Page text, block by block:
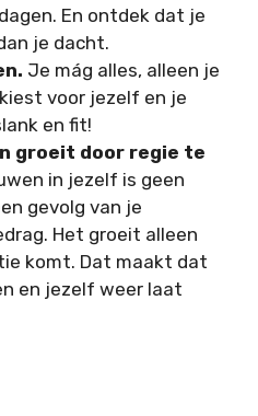
En ontdek dat je
je dacht.
Je mág alles, alleen je
voor jezelf en je
en fit!
groeit door regie te
in jezelf is geen
gevolg van je
Het groeit alleen
komt. Dat maakt dat
en jezelf weer laat